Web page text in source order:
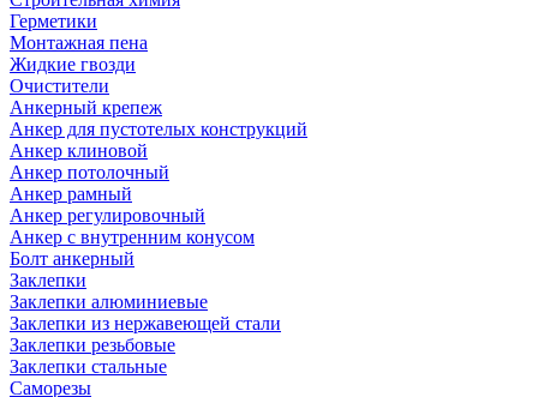
Герметики
Монтажная пена
Жидкие гвозди
Очистители
Анкерный крепеж
Анкер для пустотелых конструкций
Анкер клиновой
Анкер потолочный
Анкер рамный
Анкер регулировочный
Анкер с внутренним конусом
Болт анкерный
Заклепки
Заклепки алюминиевые
Заклепки из нержавеющей стали
Заклепки резьбовые
Заклепки стальные
Саморезы